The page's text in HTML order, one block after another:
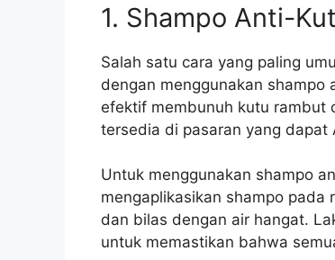
1. Shampo Anti-
Salah satu cara yang paling
dengan menggunakan
efektif membunuh kutu rambut
tersedia di pasaran yang dapat
Untuk menggunakan shampo
mengaplikasikan shampo
dan bilas dengan air hangat.
untuk memastikan bahwa